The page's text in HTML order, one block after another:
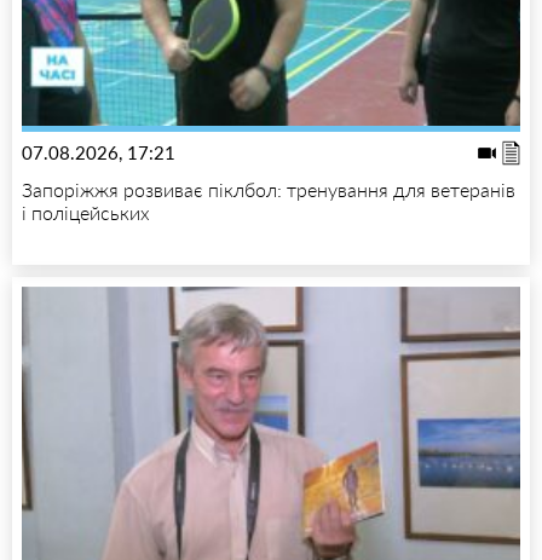
07.08.2026, 17:21
Запоріжжя розвиває піклбол: тренування для ветеранів
і поліцейських